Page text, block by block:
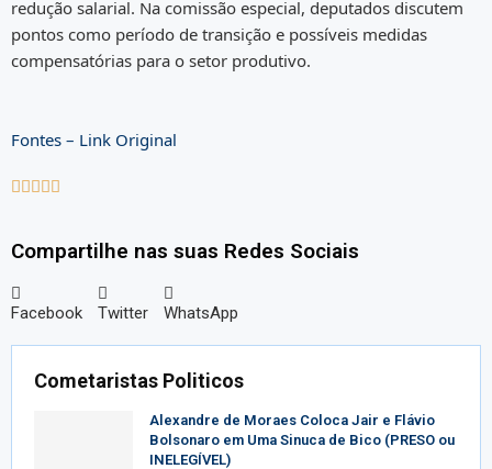
redução salarial. Na comissão especial, deputados discutem
pontos como período de transição e possíveis medidas
compensatórias para o setor produtivo.
Fontes – Link Original
    
Compartilhe nas suas Redes Sociais
Facebook Twitter WhatsApp
Cometaristas Politicos
Alexandre de Moraes Coloca Jair e Flávio
Bolsonaro em Uma Sinuca de Bico (PRESO ou
INELEGÍVEL)